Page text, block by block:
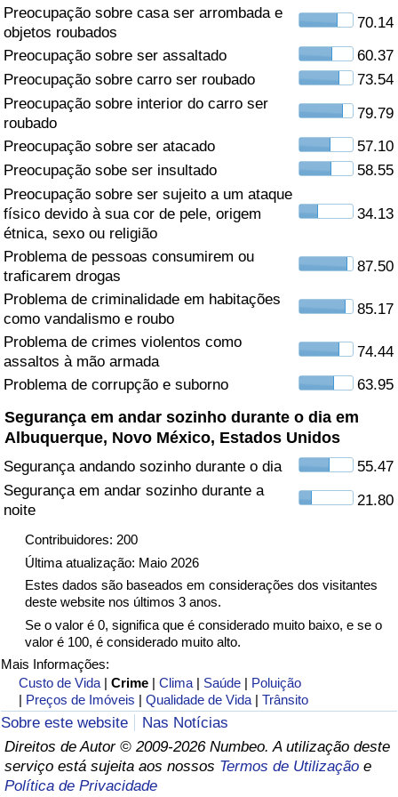
Preocupação sobre casa ser arrombada e
objetos roubados
70.14
Preocupação sobre ser assaltado
60.37
Preocupação sobre carro ser roubado
73.54
Preocupação sobre interior do carro ser
roubado
79.79
Preocupação sobre ser atacado
57.10
Preocupação sobe ser insultado
58.55
Preocupação sobre ser sujeito a um ataque
físico devido à sua cor de pele, origem
étnica, sexo ou religião
34.13
Problema de pessoas consumirem ou
traficarem drogas
87.50
Problema de criminalidade em habitações
como vandalismo e roubo
85.17
Problema de crimes violentos como
assaltos à mão armada
74.44
Problema de corrupção e suborno
63.95
Segurança em andar sozinho durante o dia em
Albuquerque, Novo México, Estados Unidos
Segurança andando sozinho durante o dia
55.47
Segurança em andar sozinho durante a
noite
21.80
Contribuidores: 200
Última atualização: Maio 2026
Estes dados são baseados em considerações dos visitantes
deste website nos últimos 3 anos.
Se o valor é 0, significa que é considerado muito baixo, e se o
valor é 100, é considerado muito alto.
Mais Informações:
Custo de Vida |Crime |Clima | Saúde | Poluição
| Preços de Imóveis |Qualidade de Vida |Trânsito
Sobre este website
Nas Notícias
Direitos de Autor © 2009-2026 Numbeo. A utilização deste
serviço está sujeita aos nossos Termos de Utilização e
Política de Privacidade
Saúde
Indicador de Saúde (Atual)
Indicador de Saúde
Indicador de Saúde por País
Poluição
Indicador de Poluição (Atual)
Índice de poluição
Indicador de Poluição por País
Trânsito
Indicador de Trânsito
Indicador de Trânsito (Atual)
Indicador de Trânsito por País